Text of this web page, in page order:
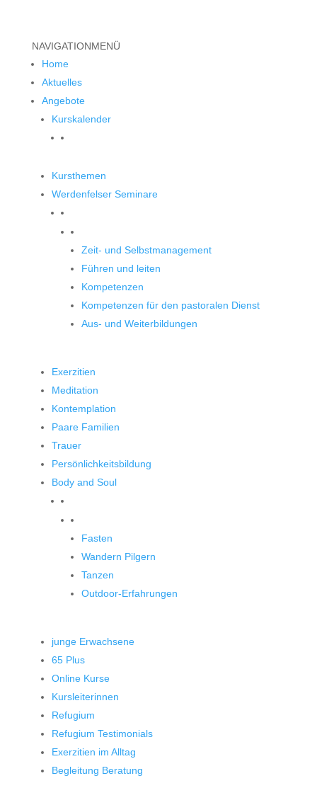
NAVIGATIONMENÜ
Home
Aktuelles
Angebote
Kurskalender
Kursthemen
Werdenfelser Seminare
Zeit- und Selbstmanagement
Führen und leiten
Kompetenzen
Kompetenzen für den pastoralen Dienst
Aus- und Weiterbildungen
Exerzitien
Meditation
Kontemplation
Paare Familien
Trauer
Persönlichkeitsbildung
Body and Soul
Fasten
Wandern Pilgern
Tanzen
Outdoor-Erfahrungen
junge Erwachsene
65 Plus
Online Kurse
Kursleiterinnen
Refugium
Refugium Testimonials
Exerzitien im Alltag
Begleitung Beratung